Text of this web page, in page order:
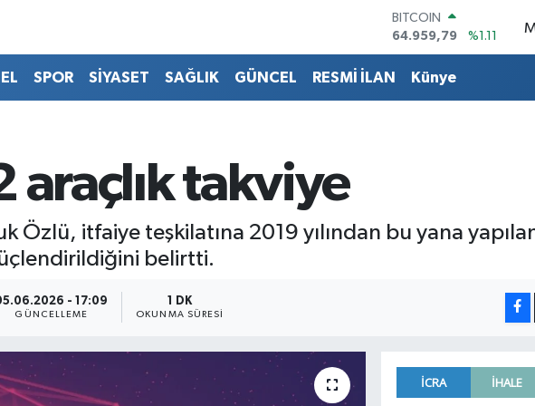
64.959,79
DOLAR
EURO
55,2510
%0.32
SPOR SİYASET SAĞLIK GÜNCEL RESMİ İLAN Künye
araçlık takviye
Özlü, itfaiye teşkilatına 2019 yılından bu yana
belirtti.
- 17:09
GÜNCELLEME
1 DK
OKUNMA SÜRESI